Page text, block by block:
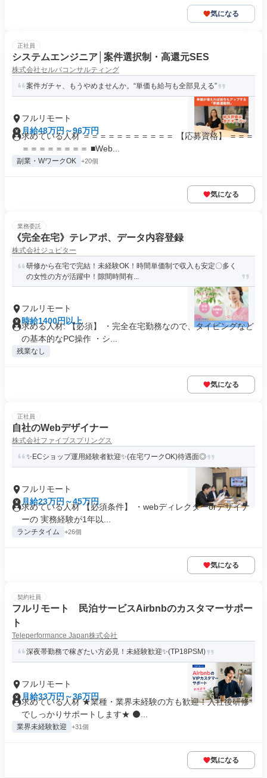
気になる
正社員
システムエンジニア│案件選択制・高還元SES
株式会社セルバコンサルティング
案件ガチャ、もうやめませんか。“単価も給与も全部見える”
フルリモート
月給48万円～96万円
求めている人材 ＝＝＝＝＝＝＝＝＝＝＝ 【応募資格】 ＝＝＝
＝＝＝＝＝＝＝＝ ■Web...
副業・WワークOK +20個
気になる
業務委託
《完全在宅》テレアポ、データ内容登録
株式会社ジュピター
研修から在宅で完結！未経験OK！時間単価制で収入も安定〇多く
の女性の方が活躍中！隙間時間有...
フルリモート
時給1400円以上
求める人材: 【必須】 ・完全在宅勤務なので、タイピングなど
の基本的なPC操作 ・シ...
残業なし
気になる
正社員
自社のWebデザイナー
株式会社ファイブスプリングス
✨ECショップ運用経験者歓迎✨(在宅ワークOK)待遇面◎
フルリモート
月給23万円～45万円
求めている人材 【必須条件】 ・webディレクターorデザイナ
ーの 実務経験が1年以...
ランチタイム +26個
気になる
契約社員
フルリモート 民泊サービスAirbnbのカスタマーサポー
ト
Teleperformance Japan株式会社
深夜帯勤務で稼ぎたい方必見！未経験歓迎✨(TP18PSM)
フルリモート
月給33万円～36万円
求めている人材 ★業種・業界未経験の方も歓迎！入社後研修
でしっかりサポートします★ ⚫...
業界未経験歓迎 +31個
気になる